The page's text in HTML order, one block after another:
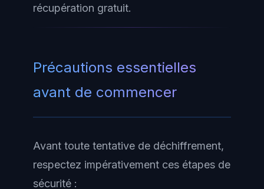
récupération gratuit.
Précautions essentielles
avant de commencer
Avant toute tentative de déchiffrement,
respectez impérativement ces étapes de
sécurité :